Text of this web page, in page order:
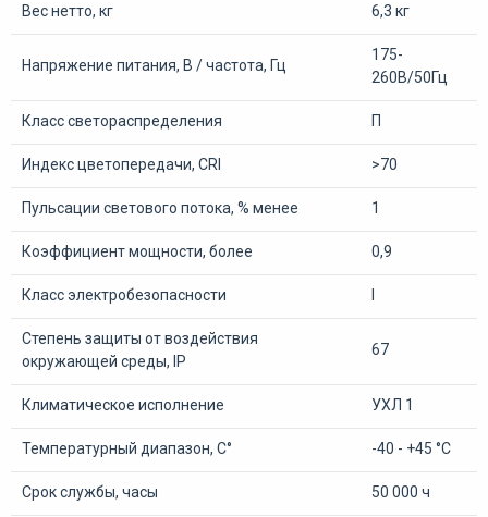
Вес нетто, кг 6,3 кг
Напряжение питания, В / частота, Гц
175-
260В/50Гц
Класс светораспределения П
Индекс цветопередачи, CRI >70
Пульсации светового потока, % менее 1
Коэффициент мощности, более 0,9
Класс электробезопасности
Степень защиты от воздействия
окружающей среды, IP
67
Климатическое исполнение УХЛ 1
Температурный диапазон, С° -40 - +45 °С
Срок службы, часы 50 000 ч